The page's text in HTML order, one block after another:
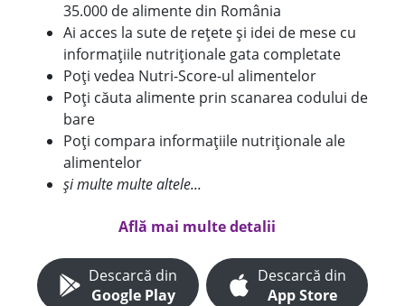
35.000 de alimente din România
Ai acces la sute de rețete și idei de mese cu
informațiile nutriționale gata completate
Poți vedea Nutri-Score-ul alimentelor
Poți căuta alimente prin scanarea codului de
bare
Poți compara informațiile nutriționale ale
alimentelor
și multe multe altele...
Află mai multe detalii
Descarcă din
Google Play
Descarcă din
App Store